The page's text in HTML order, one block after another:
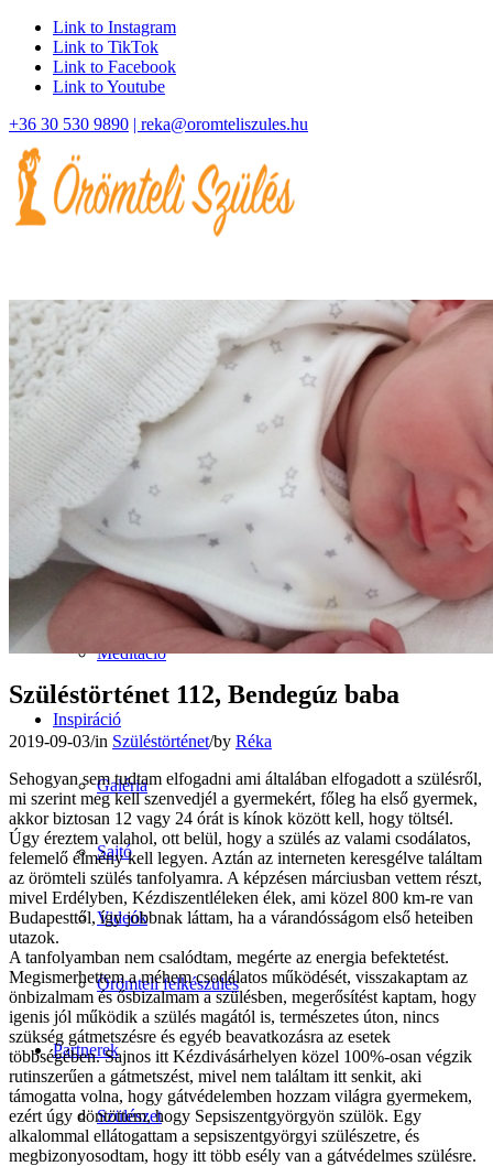
Link to Instagram
Link to TikTok
Link to Facebook
Link to Youtube
+36 30 530 9890 | reka@oromteliszules.hu
Szüléstörténetek
Magamról
Tanfolyam
Hypnobirthing® tanfolyam
Egyéni konzultáció
Meditáció
Inspiráció
Galéria
Sajtó
Videók
Örömteli felkészülés
Partnerek
Szülészet
Szüléstörténet 112, Bendegúz baba
2019-09-03/in Szüléstörténet/by Réka
Sehogyan sem tudtam elfogadni ami általában elfogadott a szülésről,
mi szerint meg kell szenvedjél a gyermekért, főleg ha első gyermek,
akkor biztosan 12 vagy 24 órát is kínok között kell, hogy töltsél.
Úgy éreztem valahol, ott belül, hogy a szülés az valami csodálatos,
felemelő élmény kell legyen. Aztán az interneten keresgélve találtam
az örömteli szülés tanfolyamra. A képzésen márciusban vettem részt,
mivel Erdélyben, Kézdiszentléleken élek, ami közel 800 km-re van
Budapesttől, így jobbnak láttam, ha a várandósságom első heteiben
utazok.
A tanfolyamban nem csalódtam, megérte az energia befektetést.
Megismerhettem a méhem csodálatos működését, visszakaptam az
önbizalmam és ősbizalmam a szülésben, megerősítést kaptam, hogy
igenis jól működik a szülés magától is, természetes úton, nincs
szükség gátmetszésre és egyéb beavatkozásra az esetek
többségében. Sajnos itt Kézdivásárhelyen közel 100%-osan végzik
rutinszerűen a gátmetszést, mivel nem találtam itt senkit, aki
támogatta volna, hogy gátvédelemben hozzam világra gyermekem,
ezért úgy döntöttem, hogy Sepsiszentgyörgyön szülök. Egy
alkalommal ellátogattam a sepsiszentgyörgyi szülészetre, és
megbizonyosodtam, hogy itt több esély van a gátvédelmes szülésre.